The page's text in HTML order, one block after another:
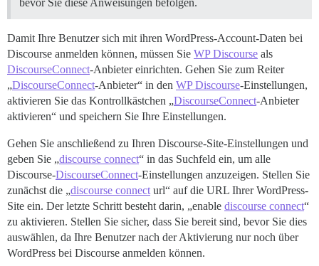
bevor Sie diese Anweisungen befolgen.
Damit Ihre Benutzer sich mit ihren WordPress-Account-Daten bei
Discourse anmelden können, müssen Sie WP Discourse als
DiscourseConnect-Anbieter einrichten. Gehen Sie zum Reiter
„DiscourseConnect-Anbieter“ in den WP Discourse-Einstellungen,
aktivieren Sie das Kontrollkästchen „DiscourseConnect-Anbieter
aktivieren“ und speichern Sie Ihre Einstellungen.
Gehen Sie anschließend zu Ihren Discourse-Site-Einstellungen und
geben Sie „discourse connect“ in das Suchfeld ein, um alle
Discourse-DiscourseConnect-Einstellungen anzuzeigen. Stellen Sie
zunächst die „discourse connect url“ auf die URL Ihrer WordPress-
Site ein. Der letzte Schritt besteht darin, „enable discourse connect“
zu aktivieren. Stellen Sie sicher, dass Sie bereit sind, bevor Sie dies
auswählen, da Ihre Benutzer nach der Aktivierung nur noch über
WordPress bei Discourse anmelden können.